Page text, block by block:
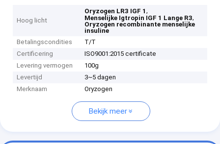
Hoog licht
Oryzogen LR3 IGF 1,
Menselijke Igtropin IGF 1 Lange R3,
Oryzogen recombinante menselijke
insuline
Betalingscondities
T/T
Certificering
ISO9001:2015 certificate
Levering vermogen
100g
Levertijd
3~5 dagen
Merknaam
Oryzogen
Bekijk meer